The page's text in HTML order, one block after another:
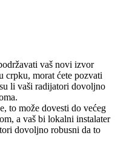
vaš novi izvor
crpku, morat ćete pozvati
li vaši radijatori dovoljno
to može dovesti do većeg
a vaš bi lokalni instalater
dovoljno robusni da to